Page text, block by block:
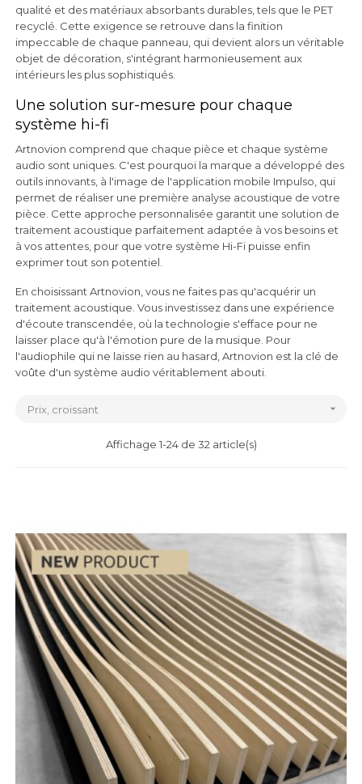
qualité et des matériaux absorbants durables, tels que le PET
recyclé. Cette exigence se retrouve dans la finition
impeccable de chaque panneau, qui devient alors un véritable
objet de décoration, s'intégrant harmonieusement aux
intérieurs les plus sophistiqués.
Une solution sur-mesure pour chaque
système hi-fi
Artnovion comprend que chaque pièce et chaque système
audio sont uniques. C'est pourquoi la marque a développé des
outils innovants, à l'image de l'application mobile Impulso, qui
permet de réaliser une première analyse acoustique de votre
pièce. Cette approche personnalisée garantit une solution de
traitement acoustique parfaitement adaptée à vos besoins et
à vos attentes, pour que votre système Hi-Fi puisse enfin
exprimer tout son potentiel.
En choisissant Artnovion, vous ne faites pas qu'acquérir un
traitement acoustique. Vous investissez dans une expérience
d'écoute transcendée, où la technologie s'efface pour ne
laisser place qu'à l'émotion pure de la musique. Pour
l'audiophile qui ne laisse rien au hasard, Artnovion est la clé de
voûte d'un système audio véritablement abouti.
Prix, croissant 
Affichage 1-24 de 32 article(s)